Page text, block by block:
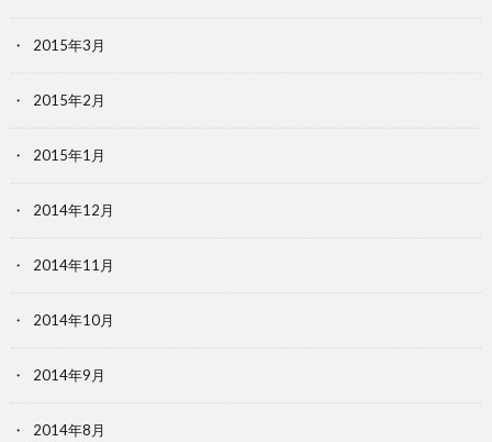
2015年3月
2015年2月
2015年1月
2014年12月
2014年11月
2014年10月
2014年9月
2014年8月